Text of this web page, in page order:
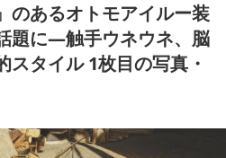
のあるオトモアイルー装
題に―触手ウネウネ、脳
スタイル 1枚目の写真・